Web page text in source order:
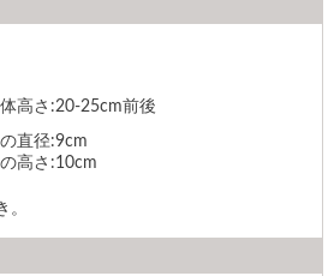
高さ:20-25cm前後
直径:9cm
高さ:10cm
。